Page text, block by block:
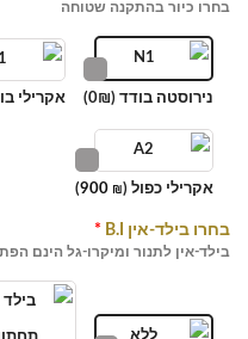
בחרו כיור בהתקנה שטוחה
נירוסטה בודד (0₪) אקרילי
אקרילי כפול ( 900 ₪
)
בחרו בילד-אין B.I *
בילד-אין לתנור ומיקרו-גל הינם